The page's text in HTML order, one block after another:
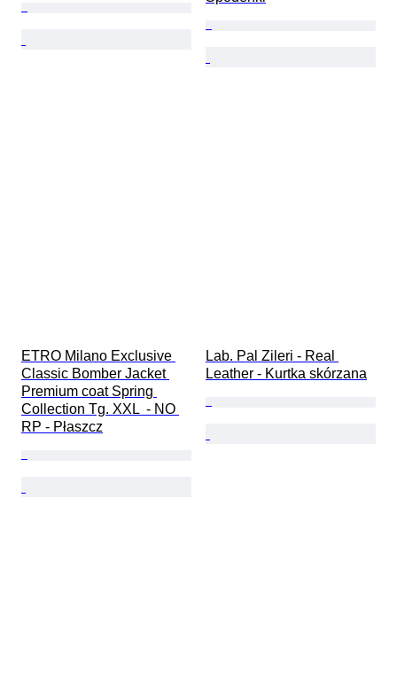
ETRO Milano Exclusive
Classic Bomber Jacket
Premium coat Spring
Collection Tg. XXL  - NO
RP - Płaszcz
Lab. Pal Zileri - Real
Leather - Kurtka skórzana